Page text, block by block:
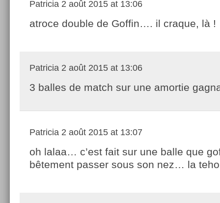
Patricia 2 août 2015 at 13:06
atroce double de Goffin…. il craque, là !
Patricia 2 août 2015 at 13:06
3 balles de match sur une amortie
Patricia 2 août 2015 at 13:07
oh lalaa… c’est fait sur une balle que
bêtement passer sous son nez… la